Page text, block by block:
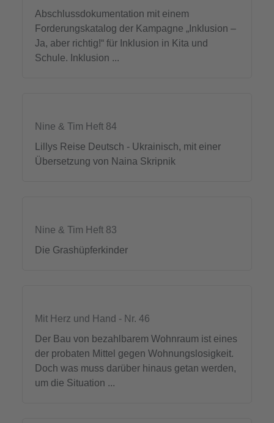
Abschlussdokumentation mit einem
Forderungskatalog der Kampagne „Inklusion –
Ja, aber richtig!“ für Inklusion in Kita und
Schule. Inklusion ...
Nine & Tim Heft 84
Lillys Reise Deutsch - Ukrainisch, mit einer
Übersetzung von Naina Skripnik
Nine & Tim Heft 83
Die Grashüpferkinder
Mit Herz und Hand - Nr. 46
Der Bau von bezahlbarem Wohnraum ist eines
der probaten Mittel gegen Wohnungslosigkeit.
Doch was muss darüber hinaus getan werden,
um die Situation ...